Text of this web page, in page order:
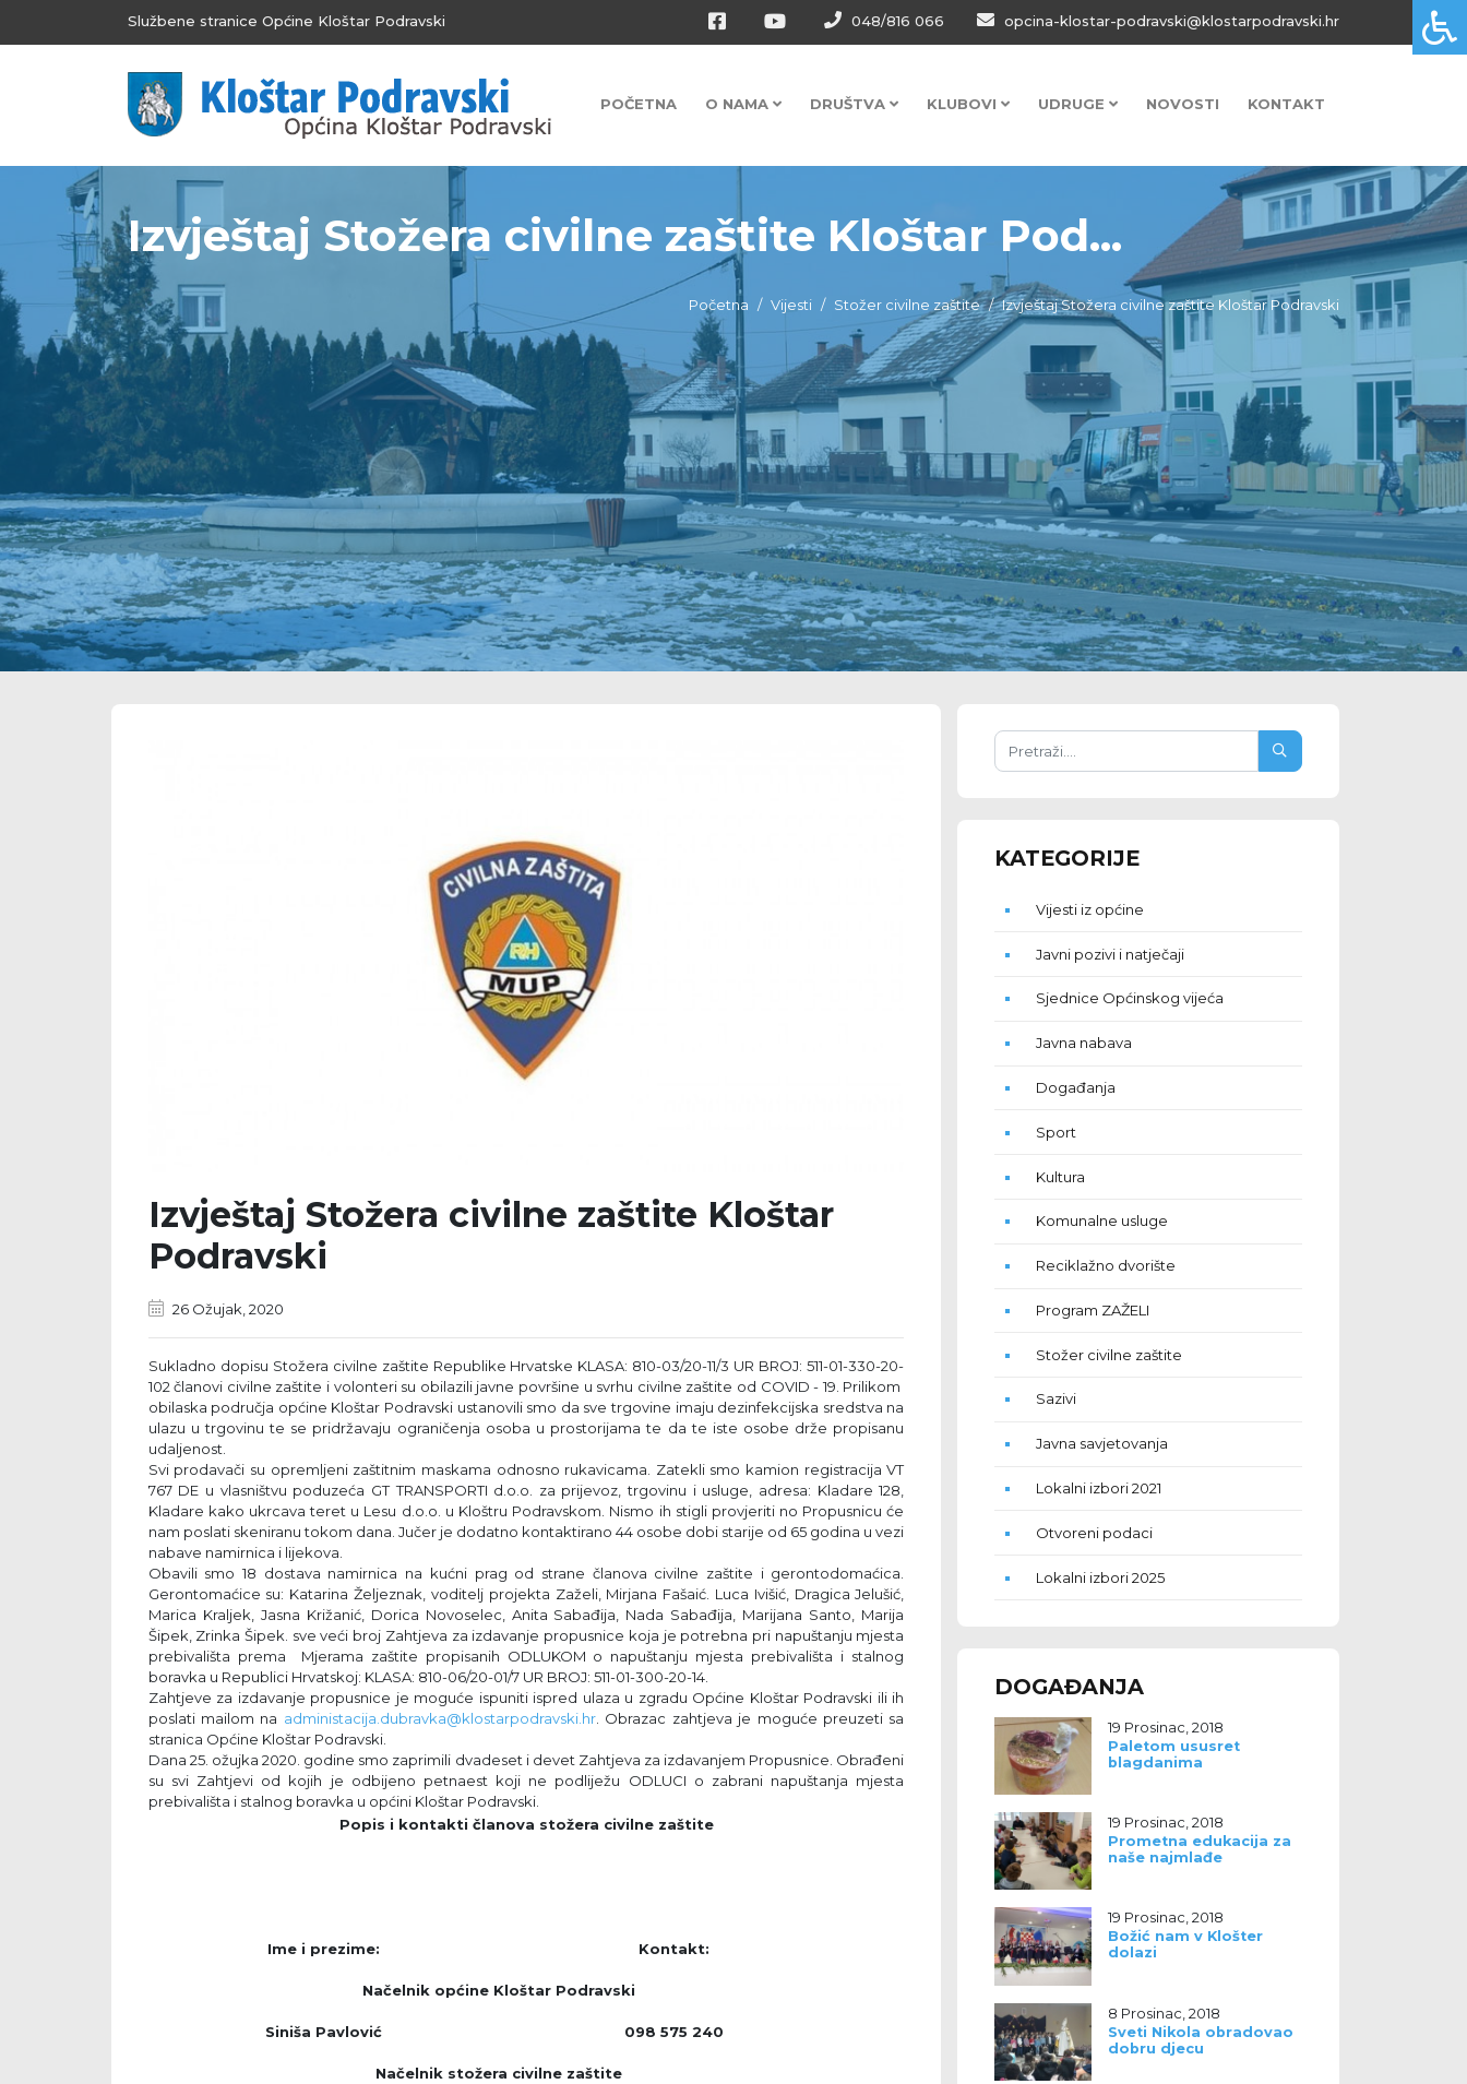
Službene stranice Općine Kloštar Podravski 048/816 066 opcina-klostar-podravski@klostarpodravski.hr
POČETNA O NAMA DRUŠTVA KLUBOVI UDRUGE NOVOSTI KONTAKT
Izvještaj Stožera civilne zaštite Kloštar Pod...
Početna Vijesti Stožer civilne zaštite Izvještaj Stožera civilne zaštite Kloštar Podravski
Izvještaj Stožera civilne zaštite Kloštar
Podravski
26 Ožujak, 2020
Sukladno dopisu Stožera civilne zaštite Republike Hrvatske KLASA: 810-03/20-11/3 UR BROJ: 511-01-330-20-
102 članovi civilne zaštite i volonteri su obilazili javne površine u svrhu civilne zaštite od COVID - 19. Prilikom
obilaska područja općine Kloštar Podravski ustanovili smo da sve trgovine imaju dezinfekcijska sredstva na
ulazu u trgovinu te se pridržavaju ograničenja osoba u prostorijama te da te iste osobe drže propisanu
udaljenost.
Svi prodavači su opremljeni zaštitnim maskama odnosno rukavicama. Zatekli smo kamion registracija VT
767 DE u vlasništvu poduzeća GT TRANSPORTI d.o.o. za prijevoz, trgovinu i usluge, adresa: Kladare 128,
Kladare kako ukrcava teret u Lesu d.o.o. u Kloštru Podravskom. Nismo ih stigli provjeriti no Propusnicu će
nam poslati skeniranu tokom dana. Jučer je dodatno kontaktirano 44 osobe dobi starije od 65 godina u vezi
nabave namirnica i lijekova.
Obavili smo 18 dostava namirnica na kućni prag od strane članova civilne zaštite i gerontodomaćica.
Gerontomaćice su: Katarina Željeznak, voditelj projekta Zaželi, Mirjana Fašaić. Luca Ivišić, Dragica Jelušić,
Marica Kraljek, Jasna Križanić, Dorica Novoselec, Anita Sabađija, Nada Sabađija, Marijana Santo, Marija
Šipek, Zrinka Šipek. sve veći broj Zahtjeva za izdavanje propusnice koja je potrebna pri napuštanju mjesta
prebivališta prema Mjerama zaštite propisanih ODLUKOM o napuštanju mjesta prebivališta i stalnog
boravka u Republici Hrvatskoj: KLASA: 810-06/20-01/7 UR BROJ: 511-01-300-20-14.
Zahtjeve za izdavanje propusnice je moguće ispuniti ispred ulaza u zgradu Općine Kloštar Podravski ili ih
poslati mailom na administacija.dubravka@klostarpodravski.hr. Obrazac zahtjeva je moguće preuzeti sa
stranica Općine Kloštar Podravski.
Dana 25. ožujka 2020. godine smo zaprimili dvadeset i devet Zahtjeva za izdavanjem Propusnice. Obrađeni
su svi Zahtjevi od kojih je odbijeno petnaest koji ne podliježu ODLUCI o zabrani napuštanja mjesta
prebivališta i stalnog boravka u općini Kloštar Podravski.
Popis i kontakti članova stožera civilne zaštite
Ime i prezime: Kontakt:
Načelnik općine Kloštar Podravski
Siniša Pavlović 098 575 240
Načelnik stožera civilne zaštite
KATEGORIJE
Vijesti iz općine
Javni pozivi i natječaji
Sjednice Općinskog vijeća
Javna nabava
Događanja
Sport
Kultura
Komunalne usluge
Reciklažno dvorište
Program ZAŽELI
Stožer civilne zaštite
Sazivi
Javna savjetovanja
Lokalni izbori 2021
Otvoreni podaci
Lokalni izbori 2025
DOGAĐANJA
19 Prosinac, 2018
Paletom ususret
blagdanima
19 Prosinac, 2018
Prometna edukacija za
naše najmlađe
19 Prosinac, 2018
Božić nam v Klošter
dolazi
8 Prosinac, 2018
Sveti Nikola obradovao
dobru djecu